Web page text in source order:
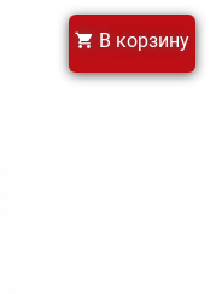
В корзину